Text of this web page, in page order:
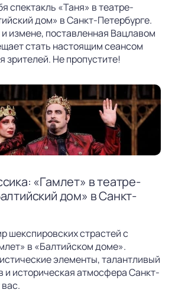
спектакль «Таня» в театре-
дом» в Санкт-Петербурге.
измене, поставленная Вацлавом
стать настоящим сеансом
зрителей. Не пропустите!
«Гамлет» в театре-
дом» в Санкт-
шекспировских страстей с
в «Балтийском доме».
элементы, талантливый
и историческая атмосфера Санкт-